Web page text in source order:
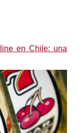
en Chile: una